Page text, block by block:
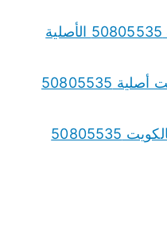
قطع غيار جيلي Geely الكويت 50805535 الأصلية
قطع غيار جيتور Jetour بالكويت أصلية 50805535
قطع غيار بايك BAIC الأصلية بالكويت 50805535